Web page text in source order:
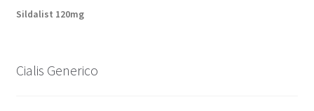
Méthodes d’expédition
Sildalist 120mg
Cialis Generico